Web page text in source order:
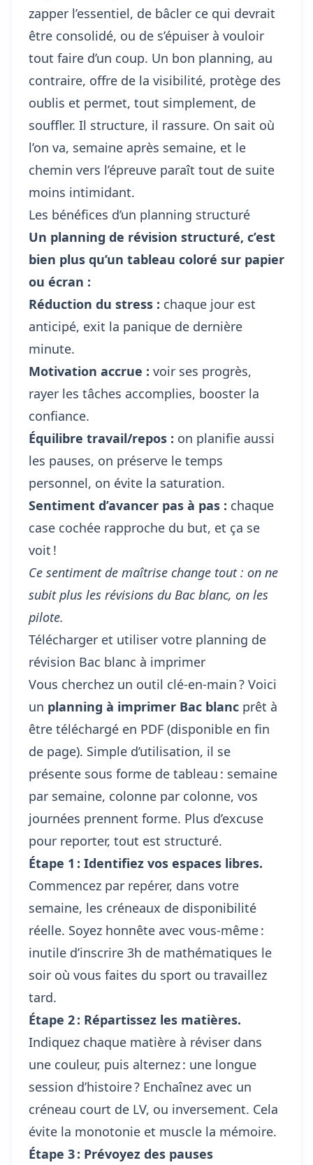
zapper l’essentiel, de bâcler ce qui devrait
être consolidé, ou de s’épuiser à vouloir
tout faire d’un coup. Un bon planning, au
contraire, offre de la visibilité, protège des
oublis et permet, tout simplement, de
souffler. Il structure, il rassure. On sait où
l’on va, semaine après semaine, et le
chemin vers l’épreuve paraît tout de suite
moins intimidant.
Les bénéfices d’un planning structuré
Un planning de révision structuré, c’est
bien plus qu’un tableau coloré sur papier
ou écran :
Réduction du stress : chaque jour est
anticipé, exit la panique de dernière
minute.
Motivation accrue : voir ses progrès,
rayer les tâches accomplies, booster la
confiance.
Équilibre travail/repos : on planifie aussi
les pauses, on préserve le temps
personnel, on évite la saturation.
Sentiment d’avancer pas à pas : chaque
case cochée rapproche du but, et ça se
voit !
Ce sentiment de maîtrise change tout : on ne
subit plus les révisions du Bac blanc, on les
pilote.
Télécharger et utiliser votre planning de
révision Bac blanc à imprimer
Vous cherchez un outil clé-en-main ? Voici
un planning à imprimer Bac blanc prêt à
être téléchargé en PDF (disponible en fin
de page). Simple d’utilisation, il se
présente sous forme de tableau : semaine
par semaine, colonne par colonne, vos
journées prennent forme. Plus d’excuse
pour reporter, tout est structuré.
Étape 1 : Identifiez vos espaces libres.
Commencez par repérer, dans votre
semaine, les créneaux de disponibilité
réelle. Soyez honnête avec vous-même :
inutile d’inscrire 3h de mathématiques le
soir où vous faites du sport ou travaillez
tard.
Étape 2 : Répartissez les matières.
Indiquez chaque matière à réviser dans
une couleur, puis alternez : une longue
session d’histoire ? Enchaînez avec un
créneau court de LV, ou inversement. Cela
évite la monotonie et muscle la mémoire.
Étape 3 : Prévoyez des pauses